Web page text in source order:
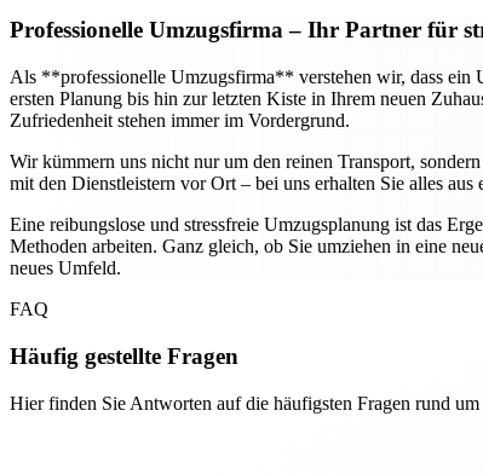
Professionelle Umzugsfirma – Ihr Partner für
Als **professionelle Umzugsfirma** verstehen wir, dass ein
ersten Planung bis hin zur letzten Kiste in Ihrem neuen
Zufriedenheit stehen immer im Vordergrund.
Wir kümmern uns nicht nur um den reinen Transport,
mit den Dienstleistern vor Ort – bei uns erhalten Sie alles
Eine reibungslose und stressfreie Umzugsplanung ist das
Methoden arbeiten. Ganz gleich, ob Sie umziehen in eine
neues Umfeld.
FAQ
Häufig gestellte Fragen
Hier finden Sie Antworten auf die häufigsten Fragen rund